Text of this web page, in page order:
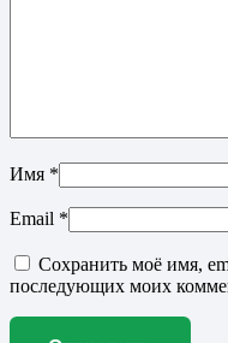
Имя *
Email *
Сохранить моё имя,
последующих моих